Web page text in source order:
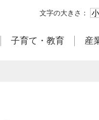
文字の大きさ： 小
子育て・教育 産